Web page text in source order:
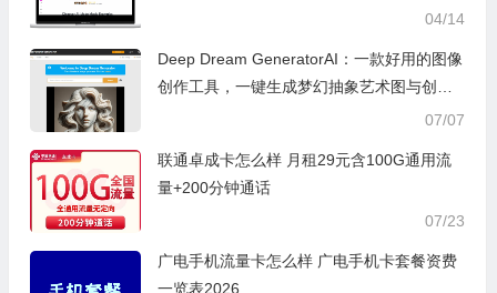
04/14
Deep Dream GeneratorAI：一款好用的图像
创作工具，一键生成梦幻抽象艺术图与创意
07/07
联通卓成卡怎么样 月租29元含100G通用流
量+200分钟通话
07/23
广电手机流量卡怎么样 广电手机卡套餐资费
一览表2026